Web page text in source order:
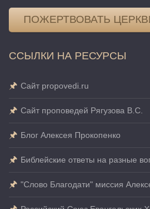
ПОЖЕРТВОВАТЬ
ССЫЛКИ НА РЕСУРСЫ
Сайт propovedi.ru
Сайт проповедей Рягузова В.С.
Блог Алексея Прокопенко
Библейские ответы на разные
"Слово Благодати" миссия